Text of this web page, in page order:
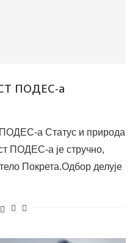
ПОДЕС-а
а Статус и природа
ПОДЕС-а је стручно,
Покрета.Одбор делује